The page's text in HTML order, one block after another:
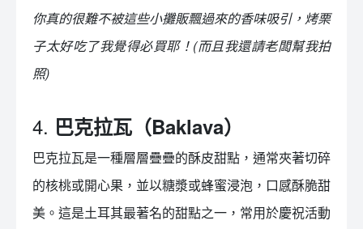
你真的很難不被這些小攤販飄過來的香味吸引，烤栗
子太好吃了我覺得必買耶！(而且我還請老闆幫我拍
照)
4. 巴克拉瓦（Baklava）
巴克拉瓦是一種層層疊疊的酥皮甜點，通常夾著切碎
的核桃或開心果，並以糖漿或蜂蜜浸泡，口感酥脆甜
美。這是土耳其最著名的甜點之一，常用於慶祝活動